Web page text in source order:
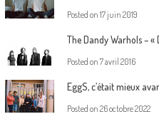
Posted on 17 juin 2019
The Dandy Warhols –
Posted on 7 avril 2016
EggS, c’était mieux
Posted on 26 octobre 2022